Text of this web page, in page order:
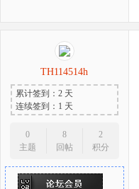
TH114514h
累计签到：2 天
连续签到：1 天
0
主题
8
回帖
2
积分